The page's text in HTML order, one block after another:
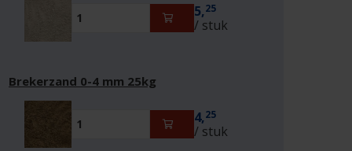
5,25
/ stuk
Brekerzand 0-4 mm 25kg
4,25
/ stuk